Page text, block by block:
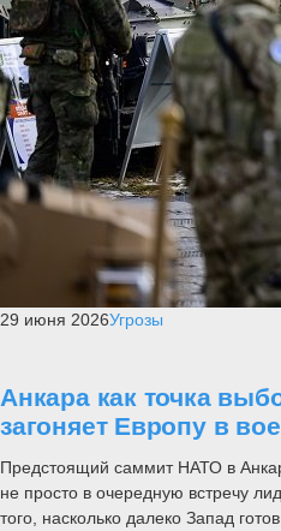
29 июня 2026Угрозы
Анкара как точка
загоняет Европу в
Предстоящий саммит НАТО в
не просто в очередную встречу
того, насколько далеко Запад